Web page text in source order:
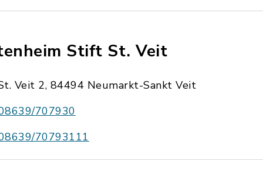
Stift St. Veit
Veit 2, 84494 Neumarkt-Sankt Veit
707930
70793111